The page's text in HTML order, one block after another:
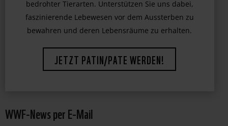
bedrohter Tierarten. Unterstützen Sie uns dabei,
faszinierende Lebewesen vor dem Aussterben zu
bewahren und deren Lebensräume zu erhalten.
JETZT PATIN/PATE WERDEN!
WWF-News per E-Mail